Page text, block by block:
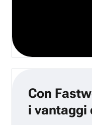
Con
i vantaggi